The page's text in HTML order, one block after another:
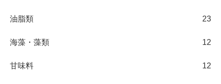
油脂類 23
海藻・藻類 12
甘味料 12